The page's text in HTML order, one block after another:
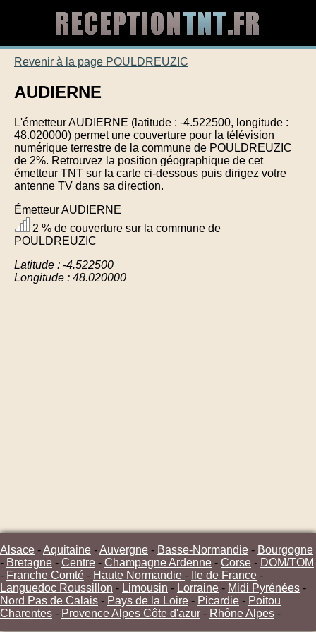
Revenir à la page POULDREUZIC
AUDIERNE
L'émetteur AUDIERNE (latitude : -4.522500, longitude :
48.020000) permet une couverture pour la télévision
numérique terrestre de la commune de POULDREUZIC
de 2%. Retrouvez la position géographique de cet
émetteur TNT sur la carte ci-dessous puis dirigez votre
antenne TV dans sa direction.
Émetteur AUDIERNE
2 % de couverture sur la commune de
POULDREUZIC
Latitude : -4.522500
Longitude : 48.020000
Alsace -Aquitaine -Auvergne - Basse-Normandie - Bourgogne
- Bretagne - Centre - Champagne Ardenne - Corse - DOM/TOM
- Franche Comté - Haute Normandie - Ile de France -
Languedoc Roussillon - Limousin - Lorraine - Midi Pyrénées -
Nord Pas de Calais - Pays de la Loire - Picardie - Poitou
Charentes - Provence Alpes Côte d'azur - Rhône Alpes -